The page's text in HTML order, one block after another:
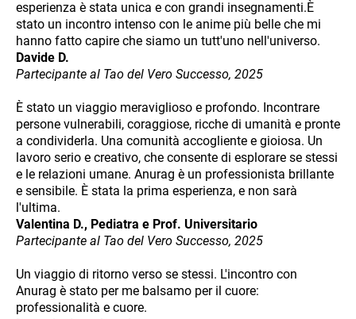
esperienza è stata unica e con grandi insegnamenti.È
stato un incontro intenso con le anime più belle che mi
hanno fatto capire che siamo un tutt'uno nell'universo.
Davide D.
Partecipante al Tao del Vero Successo, 2025
È stato un viaggio meraviglioso e profondo. Incontrare
persone vulnerabili, coraggiose, ricche di umanità e pronte
a condividerla. Una comunità accogliente e gioiosa. Un
lavoro serio e creativo, che consente di esplorare se stessi
e le relazioni umane. Anurag è un professionista brillante
e sensibile. È stata la prima esperienza, e non sarà
l'ultima.
Valentina D., Pediatra e Prof. Universitario
Partecipante al Tao del Vero Successo, 2025
Un viaggio di ritorno verso se stessi. L'incontro con
Anurag è stato per me balsamo per il cuore:
professionalità e cuore.